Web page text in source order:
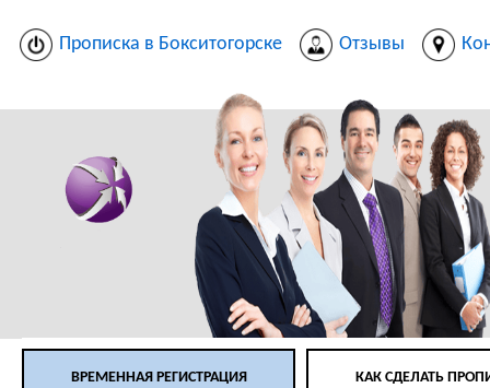
Прописка в Бокситогорске Отзывы
ВРЕМЕННАЯ РЕГИСТРАЦИЯ КАК СДЕЛАТЬ